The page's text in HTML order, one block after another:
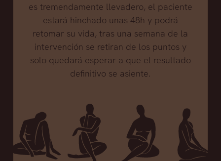
es tremendamente llevadero, el paciente
estará hinchado unas 48h y podrá
retomar su vida, tras una semana de la
intervención se retiran de los puntos y
solo quedará esperar a que el resultado
definitivo se asiente.